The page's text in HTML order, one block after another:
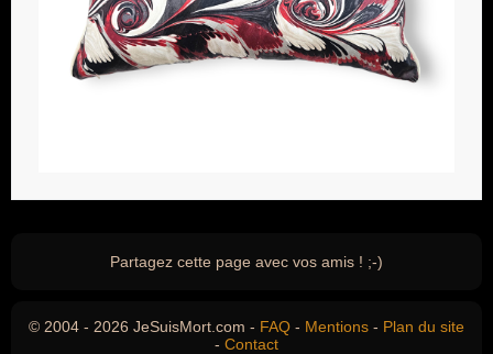
Partagez cette page avec vos amis ! ;-)
© 2004 - 2026 JeSuisMort.com - FAQ - Mentions - Plan du site
- Contact